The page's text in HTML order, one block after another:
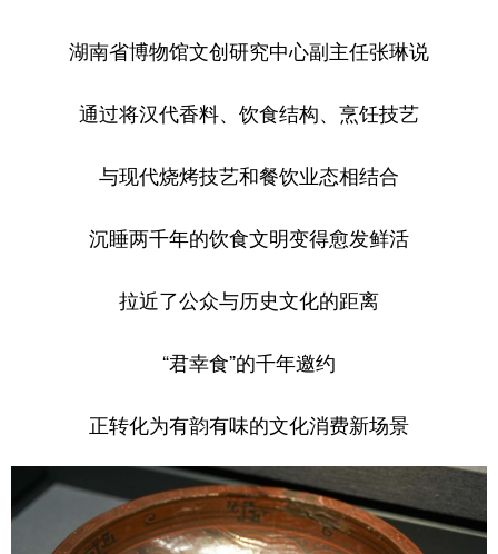
湖南省博物馆文创研究中心副主任张琳说
通过将汉代香料、饮食结构、烹饪技艺
与现代烧烤技艺和餐饮业态相结合
沉睡两千年的饮食文明变得愈发鲜活
拉近了公众与历史文化的距离
“君幸食”的千年邀约
正转化为有韵有味的文化消费新场景